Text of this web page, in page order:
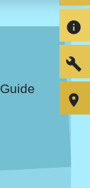
Guide
info
build
room